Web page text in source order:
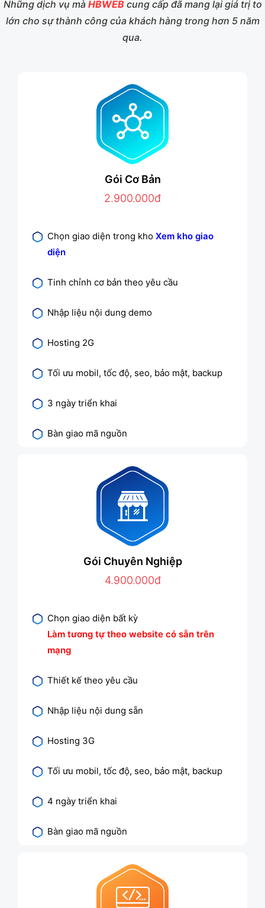
Những dịch vụ mà HBWEBcung cấp đã mang lại giá trị to
lớn cho sự thành công của khách hàng trong hơn 5 năm
qua.
Gói Cơ Bản
2.900.000đ
Chọn giao diện trong kho Xem kho giao
diện
Tinh chỉnh cơ bản theo yêu cầu
Nhập liệu nội dung demo
Hosting 2G
Tối ưu mobil, tốc độ, seo, bảo mật, backup
3 ngày triển khai
Bàn giao mã nguồn
Gói Chuyên Nghiệp
4.900.000đ
Chọn giao diện bất kỳ
Làm tương tự theo website có sẵn trên
mạng
Thiết kế theo yêu cầu
Nhập liệu nội dung sẵn
Hosting 3G
Tối ưu mobil, tốc độ, seo, bảo mật, backup
4 ngày triển khai
Bàn giao mã nguồn